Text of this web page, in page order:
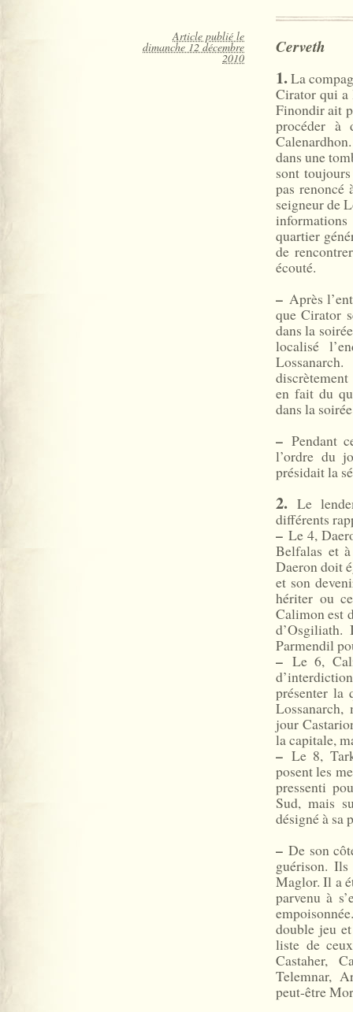
Cerveth
1.La
Cirator qui a
Finondir ait
procéder à
dans une
sont
pas renoncé
seigneur de
quartier
de
écouté.
– Après
que Cirator
dans la
localisé
en fait du
dans la
– Pendant
l’ordre du
présidait la
2. Le
différents
– Le 4,
Belfalas et
Daeron doit
et son
hériter ou
Calimon est
Parmendil
– Le 6,
présenter la
jour
la capitale,
– Le 8,
posent les
pressenti
Sud, mais
désigné à sa
– De son
guérison.
Maglor. Il a
parvenu à
double jeu
liste de
Castaher,
Telemnar,
peut-être
Article publié le
dimanche 12 décembre
2010